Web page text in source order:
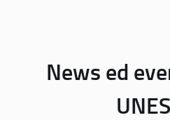
News ed